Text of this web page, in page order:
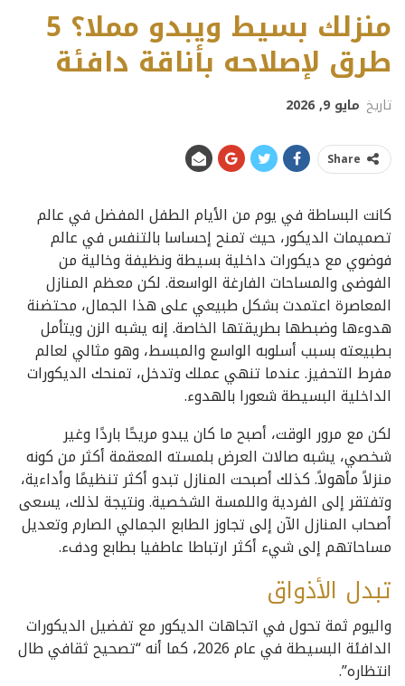
منزلك بسيط ويبدو مملا؟ 5
طرق لإصلاحه بأناقة دافئة
تاريخ مايو 9, 2026
Share
كانت البساطة في يوم من الأيام الطفل المفضل في عالم
تصميمات الديكور، حيث تمنح إحساسا بالتنفس في عالم
فوضوي مع ديكورات داخلية بسيطة ونظيفة وخالية من
الفوضى والمساحات الفارغة الواسعة. لكن معظم المنازل
المعاصرة اعتمدت بشكل طبيعي على هذا الجمال، محتضنة
هدوءها وضبطها بطريقتها الخاصة. إنه يشبه الزن ويتأمل
بطبيعته بسبب أسلوبه الواسع والمبسط، وهو مثالي لعالم
مفرط التحفيز. عندما تنهي عملك وتدخل، تمنحك الديكورات
الداخلية البسيطة شعورا بالهدوء.
لكن مع مرور الوقت، أصبح ما كان يبدو مريحًا باردًا وغير
شخصي، يشبه صالات العرض بلمسته المعقمة أكثر من كونه
منزلاً مأهولاً. كذلك أصبحت المنازل تبدو أكثر تنظيمًا وأداءية،
وتفتقر إلى الفردية واللمسة الشخصية. ونتيجة لذلك، يسعى
أصحاب المنازل الآن إلى تجاوز الطابع الجمالي الصارم وتعديل
مساحاتهم إلى شيء أكثر ارتباطا عاطفيا بطابع ودفء.
تبدل الأذواق
واليوم ثمة تحول في اتجاهات الديكور مع تفضيل الديكورات
الدافئة البسيطة في عام 2026، كما أنه “تصحيح ثقافي طال
انتظاره”.